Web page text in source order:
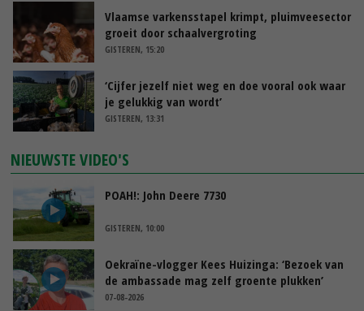
Vlaamse varkensstapel krimpt, pluimveesector
groeit door schaalvergroting
GISTEREN, 15:20
‘Cijfer jezelf niet weg en doe vooral ook waar
je gelukkig van wordt’
GISTEREN, 13:31
NIEUWSTE VIDEO'S
POAH!: John Deere 7730
GISTEREN, 10:00
Oekraïne-vlogger Kees Huizinga: ‘Bezoek van
de ambassade mag zelf groente plukken’
07-08-2026